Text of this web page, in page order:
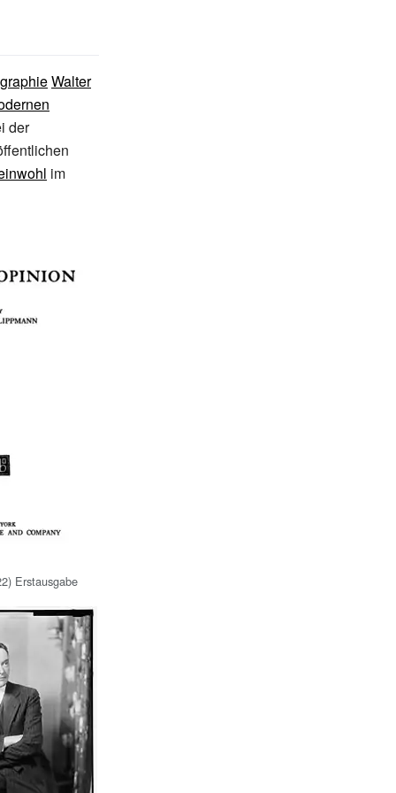
Walter
der
im
Erstausgabe